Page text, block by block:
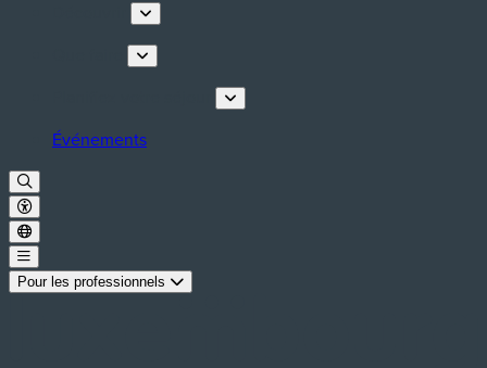
Événements
Pour les professionnels